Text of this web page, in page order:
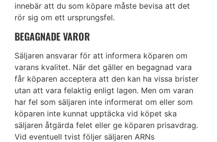
innebär att du som köpare måste bevisa att det
rör sig om ett ursprungsfel.
BEGAGNADE VAROR
Säljaren ansvarar för att informera köparen om
varans kvalitet. När det gäller en begagnad vara
får köparen acceptera att den kan ha vissa brister
utan att vara felaktig enligt lagen. Men om varan
har fel som säljaren inte informerat om eller som
köparen inte kunnat upptäcka vid köpet ska
säljaren åtgärda felet eller ge köparen prisavdrag.
Vid eventuell tvist följer säljaren ARNs